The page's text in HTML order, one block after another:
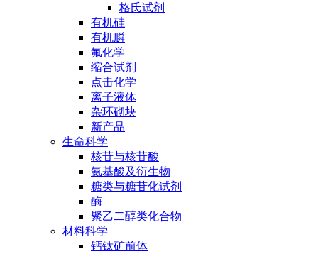
格氏试剂
有机硅
有机膦
氟化学
缩合试剂
点击化学
离子液体
杂环砌块
新产品
生命科学
核苷与核苷酸
氨基酸及衍生物
糖类与糖苷化试剂
酶
聚乙二醇类化合物
材料科学
钙钛矿前体